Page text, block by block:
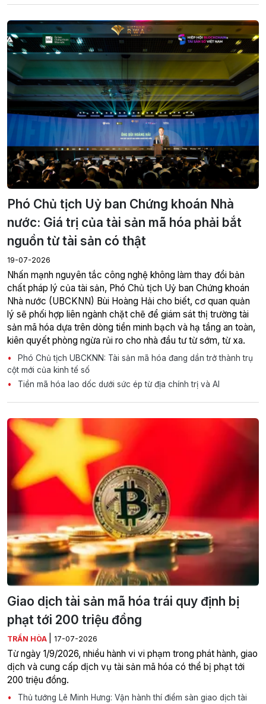
Phó Chủ tịch Uỷ ban Chứng khoán Nhà
nước: Giá trị của tài sản mã hóa phải bắt
nguồn từ tài sản có thật
19-07-2026
Nhấn mạnh nguyên tắc công nghệ không làm thay đổi bản
chất pháp lý của tài sản, Phó Chủ tịch Uỷ ban Chứng khoán
Nhà nước (UBCKNN) Bùi Hoàng Hải cho biết, cơ quan quản
lý sẽ phối hợp liên ngành chặt chẽ để giám sát thị trường tài
sản mã hóa dựa trên dòng tiền minh bạch và hạ tầng an toàn,
kiên quyết phòng ngừa rủi ro cho nhà đầu tư từ sớm, từ xa.
Phó Chủ tịch UBCKNN: Tài sản mã hóa đang dần trở thành trụ
cột mới của kinh tế số
Tiền mã hóa lao dốc dưới sức ép từ địa chính trị và AI
Giao dịch tài sản mã hóa trái quy định bị
phạt tới 200 triệu đồng
TRẦN HÒA 17-07-2026
Từ ngày 1/9/2026, nhiều hành vi vi phạm trong phát hành, giao
dịch và cung cấp dịch vụ tài sản mã hóa có thể bị phạt tới
200 triệu đồng.
Thủ tướng Lê Minh Hưng: Vận hành thí điểm sàn giao dịch tài